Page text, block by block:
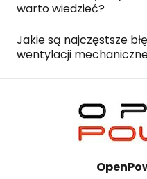
warto wiedzieć?
Jakie są najczęstsze
wentylacji